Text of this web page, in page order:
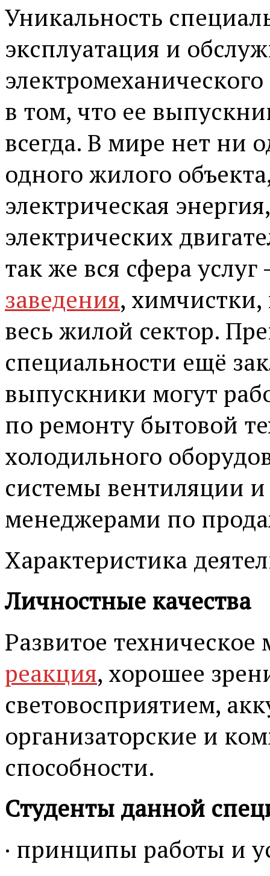
Уникальность
эксплуатация и
в том, что ее
всегда. В мире нет ни
одного жилого
электрическая
электрических
так же вся сфера
заведения,
весь жилой сектор.
специальности ещё
выпускники могут
по ремонту бытовой
холодильного
системы вентиляции
менеджерами по
Характеристика
Личностные качества
Развитое
реакция, хорошее
световосприятием,
организаторские и
способности.
Студенты данной
· принципы работы и